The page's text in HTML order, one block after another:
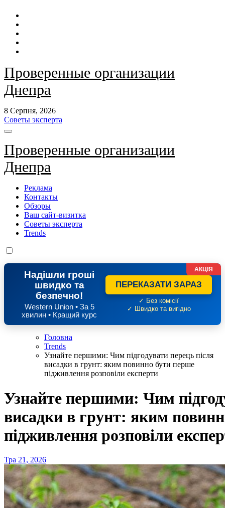
Перейти
контенту
Проверенные организации
Днепра
8 Серпня, 2026
Советы эксперта
Проверенные организации
Днепра
Реклама
Контакты
Обзоры
Ваш сайт-визитка
Советы эксперта
Trends
Надішли гроші
швидко та
безпечно!
Western Union • За 5
хвилин • Кращий курс
ПЕРЕКАЗАТИ ЗАРАЗ
✓ Без комісії
✓ Швидко та вигідно
АКЦІЯ
Головна
Trends
Узнайте першими: Чим підгодувати перець після
висадки в грунт: яким повинно бути перше
підживлення розповіли експерти
Узнайте першими: Чим
висадки в грунт: яким
підживлення розповіли
Тра 21, 2026